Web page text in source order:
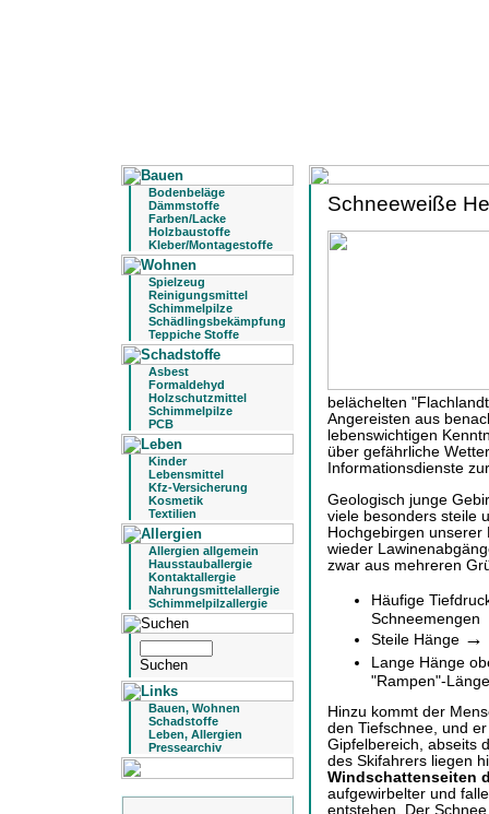
Bodenbeläge
Dämmstoffe
Farben/Lacke
Holzbaustoffe
Kleber/Montagestoffe
Spielzeug
Reinigungsmittel
Schimmelpilze
Schädlingsbekämpfung
Teppiche Stoffe
Asbest
Formaldehyd
Holzschutzmittel
Schimmelpilze
PCB
Kinder
Lebensmittel
Kfz-Versicherung
Kosmetik
Textilien
Allergien allgemein
Hausstauballergie
Kontaktallergie
Nahrungsmittelallergie
Schimmelpilzallergie
Bauen, Wohnen
Schadstoffe
Leben, Allergien
Pressearchiv
Schneeweiße
belächelten
Angereisten aus
lebenswichtigen
über gefährliche
Informationsdienste
Geologisch junge
viele besonders steile
Hochgebirgen unserer
wieder
zwar aus mehreren
Häufige
Schneemengen
Steile Hänge →
Lange Hänge
"Rampen"-
Hinzu kommt der
den Tiefschnee, und
Gipfelbereich, abseits
des Skifahrers liegen
Windschattenseiten
aufgewirbelter und
entstehen. Der